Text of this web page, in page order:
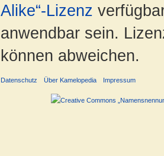
Alike“-Lizenz
anwendbar sein.
können abweichen.
Datenschutz Über Kamelopedia Impressum